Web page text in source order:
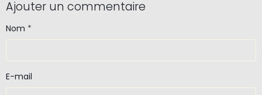
Ajouter un commentaire
Nom
E-mail